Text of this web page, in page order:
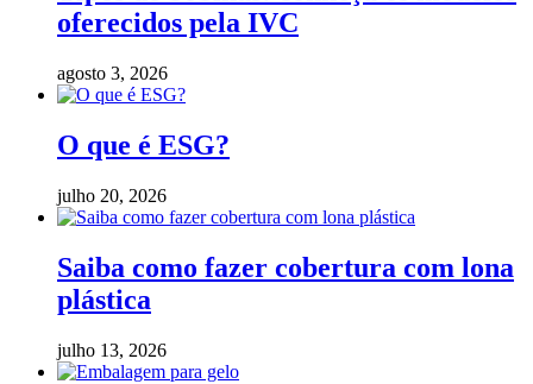
oferecidos pela IVC
agosto 3, 2026
O que é ESG?
julho 20, 2026
Saiba como fazer cobertura com lona
plástica
julho 13, 2026